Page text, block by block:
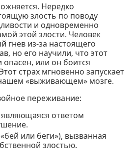
Нередко
злость по поводу
и одновременно
этой злости. Человек
гнев из-за настоящего
но его научили, что этот
опасен, или он боится
страх мгновенно запускает
«выживающем» мозге.
переживание:
ответом
или беги»), вызванная
злостью.